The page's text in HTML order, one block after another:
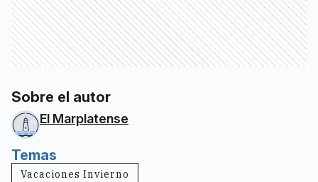
Sobre el autor
El Marplatense
Temas
Vacaciones Invierno